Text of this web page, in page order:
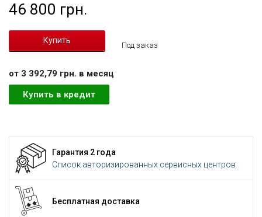
46 800 грн.
Под заказ
от 3 392,79 грн. в месяц
Купить в кредит
Гарантия 2 года
Список авторизированных сервисных центров
Бесплатная доставка